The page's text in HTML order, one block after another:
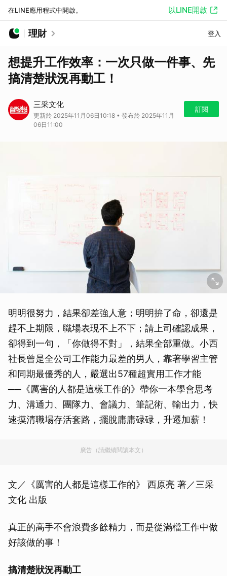
在LINE應用程式中開啟。 以LINE開啟
理財 登入
想提升工作效率：一次只做一件事、先
搞清楚狀況再動工！
三采文化
更新於 2025年11月06日10:18 • 發布於 2025年11月
06日11:00
訂閱
明明很努力，結果卻差強人意；明明拚了命，卻還是
趕不上期限，職場表現不上不下；請上司確認成果，
卻得到一句，「你做得不對」，結果全部重做。小西
社長曾是全公司工作能力最差的男人，靠著學習主管
和同期最優秀的人，嚴選出57種超實用工作才能
──《厲害的人都是這樣工作的》帶你一本學會思考
力、溝通力、團隊力、會議力、筆記術、輸出力，快
速摸清職場存活套路，擺脫庸庸碌碌，升遷加薪！
廣告（請繼續閱讀本文）
文／《厲害的人都是這樣工作的》 西原亮 著／三采
文化 出版
真正的高手不會浪費多餘精力，而是從滿檔工作中做
好該做的事！
搞清楚狀況再動工